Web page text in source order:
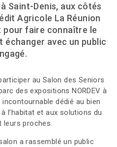
Saint-Denis, aux côtés
Agricole La Réunion
pour faire connaître le
échanger avec un public
au Salon des Seniors
des expositions NORDEV à
dédié au bien
l’habitat et aux solutions du
leurs proches.
a rassemblé un public